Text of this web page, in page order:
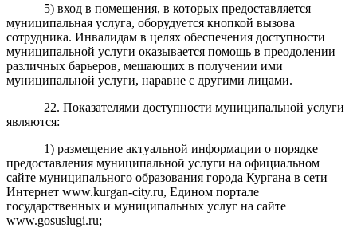
5) вход в помещения, в которых предоставляется
муниципальная услуга, оборудуется кнопкой вызова
сотрудника. Инвалидам в целях обеспечения доступности
муниципальной услуги оказывается помощь в преодолении
различных барьеров, мешающих в получении ими
муниципальной услуги, наравне с другими лицами.
22. Показателями доступности муниципальной услуги
являются:
1) размещение актуальной информации о порядке
предоставления муниципальной услуги на официальном
сайте муниципального образования города Кургана в сети
Интернет www.kurgan-city.ru, Едином портале
государственных и муниципальных услуг на сайте
www.gosuslugi.ru;